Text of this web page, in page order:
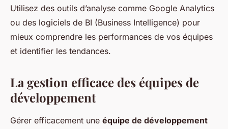
Utilisez des outils d’analyse comme Google Analytics
ou des logiciels de BI (Business Intelligence) pour
mieux comprendre les performances de vos équipes
et identifier les tendances.
La gestion efficace des équipes de
développement
Gérer efficacement une équipe de développement